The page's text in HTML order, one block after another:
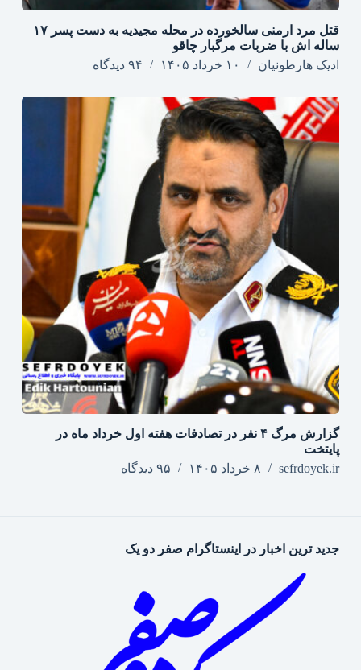
قتل مرد ارمنی سالخورده در محله مجیدیه به دست پسر ۱۷
ساله اش با ضربات مرگبار چاقو
ادیک هارطونیان
۱۰ خرداد ۱۴۰۵ ۹۴ دیدگاه
گزارش مرگ ۴ نفر در تصادفات هفته اول خرداد ماه در
پایتخت
sefrdoyek.ir
۸ خرداد ۱۴۰۵ ۹۵ دیدگاه
جدید ترین اخبار در اینستاگرام صفر دو یک